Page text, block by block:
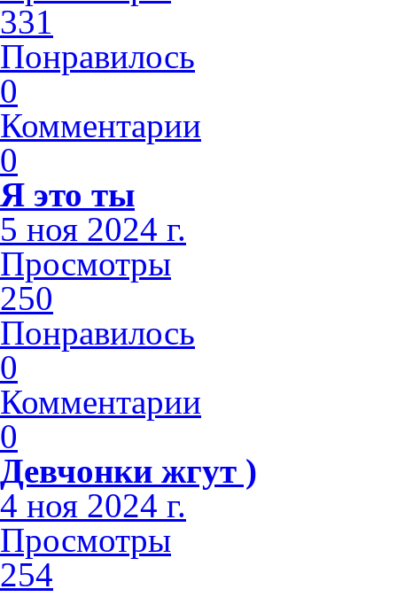
331
Понравилось
0
Комментарии
0
Я это ты
5 ноя 2024 г.
Просмотры
250
Понравилось
0
Комментарии
0
Девчонки жгут )
4 ноя 2024 г.
Просмотры
254